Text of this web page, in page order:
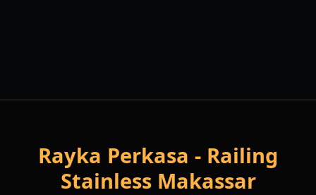
Rayka Perkasa - Railing
Stainless Makassar